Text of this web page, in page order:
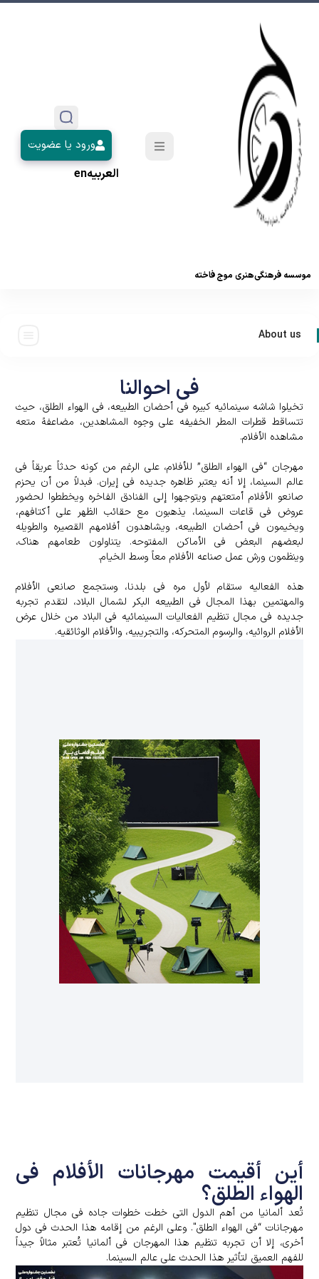
موسسه فرهنگی‌هنری موج فاخته
العربیهen
ورود یا عضویت
About us
فی احوالنا
تخیلوا شاشه سینمائیه کبیره فی أحضان الطبیعه، فی الهواء الطلق، حیث
تتساقط قطرات المطر الخفیفه على وجوه المشاهدین، مضاعفهً متعه
مشاهده الأفلام.
مهرجان “فی الهواء الطلق” للأفلام، على الرغم من کونه حدثاً عریقاً فی
عالم السینما، إلا أنه یعتبر ظاهره جدیده فی إیران. فبدلاً من أن یحزم
صانعو الأفلام أمتعتهم ویتوجهوا إلى الفنادق الفاخره ویخططوا لحضور
عروض فی قاعات السینما، یذهبون مع حقائب الظهر على أکتافهم،
ویخیمون فی أحضان الطبیعه، ویشاهدون أفلامهم القصیره والطویله
لبعضهم البعض فی الأماکن المفتوحه. یتناولون طعامهم هناک،
وینظمون ورش عمل صناعه الأفلام معاً وسط الخیام.
هذه الفعالیه ستقام لأول مره فی بلدنا، وستجمع صانعی الأفلام
والمهتمین بهذا المجال فی الطبیعه البکر لشمال البلاد، لتقدم تجربه
جدیده فی مجال تنظیم الفعالیات السینمائیه فی البلاد من خلال عرض
الأفلام الروائیه، والرسوم المتحرکه، والتجریبیه، والأفلام الوثائقیه.
أین أقیمت مهرجانات الأفلام فی
الهواء الطلق؟
تُعد ألمانیا من أهم الدول التی خطت خطوات جاده فی مجال تنظیم
مهرجانات “فی الهواء الطلق". وعلى الرغم من إقامه هذا الحدث فی دول
أخرى، إلا أن تجربه تنظیم هذا المهرجان فی ألمانیا تُعتبر مثالاً جیداً
للفهم العمیق لتأثیر هذا الحدث على عالم السینما.